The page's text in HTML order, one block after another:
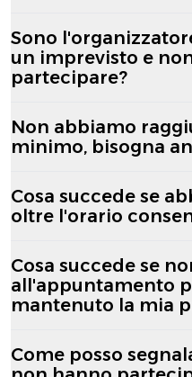
Sono
un imprevisto e
partecipare?
Non abbiamo
minimo, bisogna
Cosa succede se
oltre l'orario
Cosa succede se
all'appuntamento
mantenuto la mia
Come posso